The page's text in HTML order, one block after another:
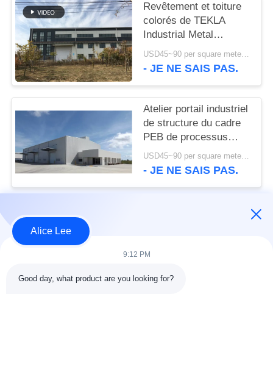
POLITIQUE
DE
CONFIDENTIALITÉ
Revêtement et toiture
colorés de TEKLA
Industrial Metal
Workshop Building
USD45~90 per square meter MOQ:1000 mètres carrés
- JE NE SAIS PAS.
Atelier portail industriel
de structure du cadre
PEB de processus
établissant la norme de
l'OIN
USD45~90 per square meter MOQ:1000 mètres carrés
- JE NE SAIS PAS.
Catégories populaires Tous
structure métallique
métallique
Alice Lee
9:12 PM
Good day, what product are you looking for?